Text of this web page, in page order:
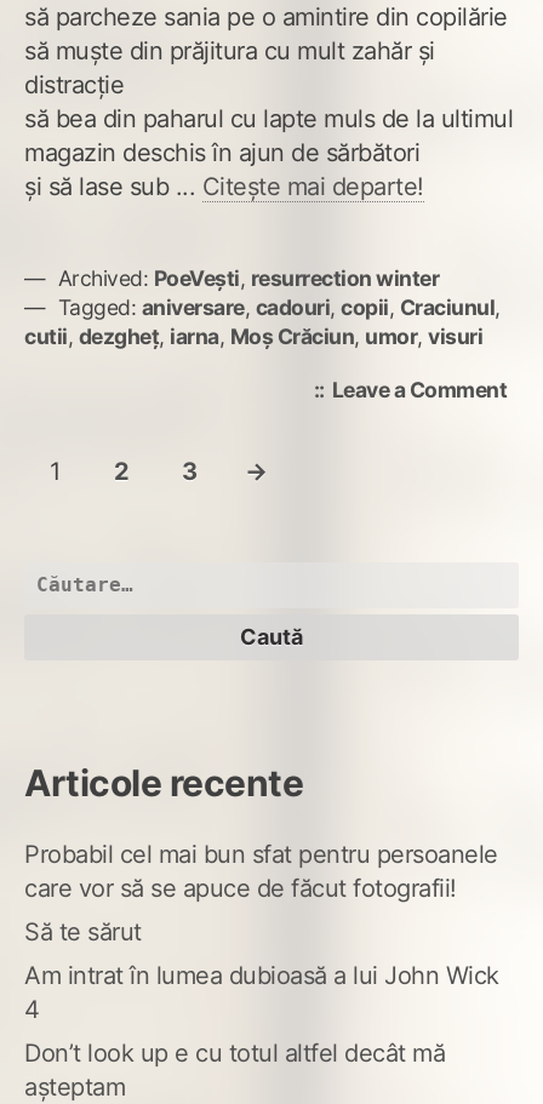
să parcheze sania pe o amintire din copilărie
să muște din prăjitura cu mult zahăr și
distracție
să bea din paharul cu lapte muls de la ultimul
magazin deschis în ajun de sărbători
și să lase sub ... Citește mai departe!
Archived: PoeVești, resurrection winter
Tagged: aniversare, cadouri, copii, Craciunul,
cutii, dezgheț, iarna, Moș Crăciun, umor, visuri
Leave a Commenton
Paginație
Page
1 Page
2 Page
3 Next
→
Caută
Articole recente
Probabil cel mai bun sfat pentru persoanele
care vor să se apuce de făcut fotografii!
Să te sărut
Am intrat în lumea dubioasă a lui John Wick
4
Don’t look up e cu totul altfel decât mă
așteptam